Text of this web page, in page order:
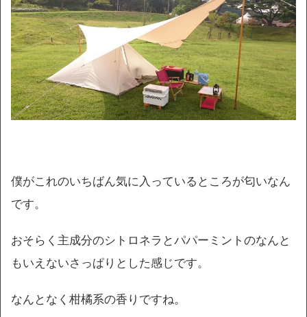
僕がこれのいちばん気に入っているところが匂いなん
です。
おそらく主成分のシトロネラとパパーミントのなんと
もいえないさっぱりとした感じです。
なんとなく柑橘系の香りですね。